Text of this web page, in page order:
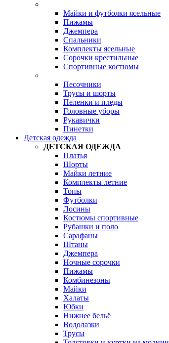
Майки и футболки ясельные
Пижамы
Джемпера
Спальники
Комплекты ясельные
Сорочки крестильные
Спортивные костюмы
Песочники
Трусы и шорты
Пеленки и пледы
Головные уборы
Рукавички
Пинетки
Детская одежда
ДЕТСКАЯ ОДЕЖДА
Платья
Шорты
Майки летние
Комплекты летние
Топы
Футболки
Лосины
Костюмы спортивные
Рубашки и поло
Сарафаны
Штаны
Джемпера
Ночные сорочки
Пижамы
Комбинезоны
Майки
Халаты
Юбки
Нижнее бельё
Водолазки
Трусы